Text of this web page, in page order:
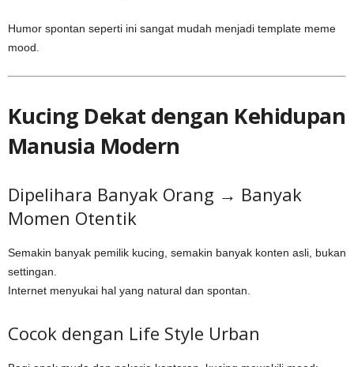
Humor spontan seperti ini sangat mudah menjadi template meme
mood.
Kucing Dekat dengan Kehidupan
Manusia Modern
Dipelihara Banyak Orang → Banyak
Momen Otentik
Semakin banyak pemilik kucing, semakin banyak konten asli, bukan
settingan.
Internet menyukai hal yang natural dan spontan.
Cocok dengan Life Style Urban